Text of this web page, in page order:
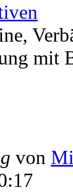
mit
von